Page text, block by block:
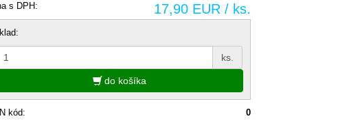
s DPH:
17,90 EUR / ks.
ks.
do košíka
kód:
0